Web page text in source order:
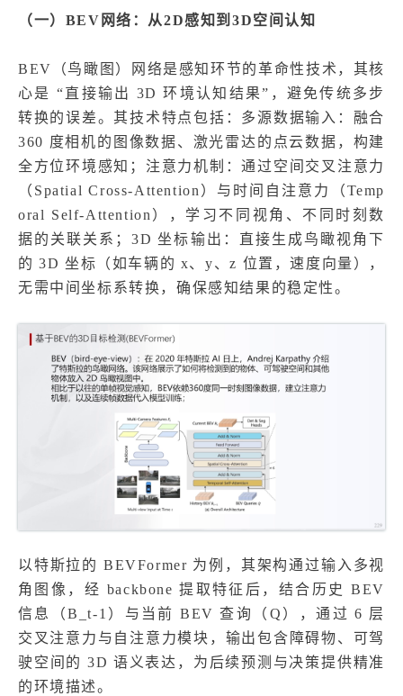
（一）BEV网络：从2D感知到3D空间认知
BEV（鸟瞰图）网络是感知环节的革命性技术，其核
心是 “直接输出 3D 环境认知结果”，避免传统多步
转换的误差。其技术特点包括：多源数据输入：融合
360 度相机的图像数据、激光雷达的点云数据，构建
全方位环境感知；注意力机制：通过空间交叉注意力
（Spatial Cross-Attention）与时间自注意力（Temp
oral Self-Attention），学习不同视角、不同时刻数
据的关联关系；3D 坐标输出：直接生成鸟瞰视角下
的 3D 坐标（如车辆的 x、y、z 位置，速度向量），
无需中间坐标系转换，确保感知结果的稳定性。
以特斯拉的 BEVFormer 为例，其架构通过输入多视
角图像，经 backbone 提取特征后，结合历史 BEV
信息（B_t-1）与当前 BEV 查询（Q），通过 6 层
交叉注意力与自注意力模块，输出包含障碍物、可驾
驶空间的 3D 语义表达，为后续预测与决策提供精准
的环境描述。